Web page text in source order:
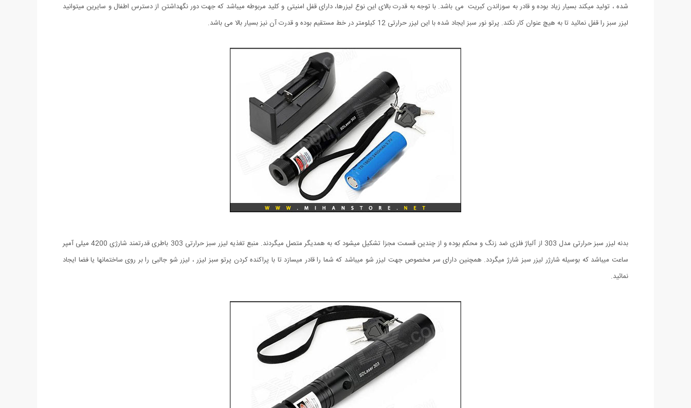
شده ، تولید میکند بسیار زیاد بوده و قادر به سوزاندن کبریت می باشد. با توجه به قدرت بالای این نوع لیزرها، دارای قفل امنیتی و کلید مربوطه میباشد که جهت دور نگهداشتن از دسترس اطفال و سایرین میتوانید
لیزر سبز را قفل نمائید تا به هیچ عنوان کار نکند. پرتو نور سبز ایجاد شده با این لیزر حرارتی 12 کیلومتر در خط مستقیم بوده و قدرت آن نیز بسیار بالا می باشد.
بدنه لیزر سبز حرارتی مدل 303 از آلیاژ فلزی ضد زنگ و محکم بوده و از چندین قسمت مجزا تشکیل میشود که به همدیگر متصل میگردند. منبع تغذیه لیزر سبز حرارتی 303 باطری قدرتمند شارژی 4200 میلی آمپر
ساعت میباشد که بوسیله شارژر لیزر سبز شارژ میگردد. همچنین دارای سر مخصوص جهت لیزر شو میباشد که شما را قادر میسازد تا با پراکنده کردن پرتو سبز لیزر ، لیزر شو جالبی را بر روی ساختمانها یا فضا ایجاد
نمائید.